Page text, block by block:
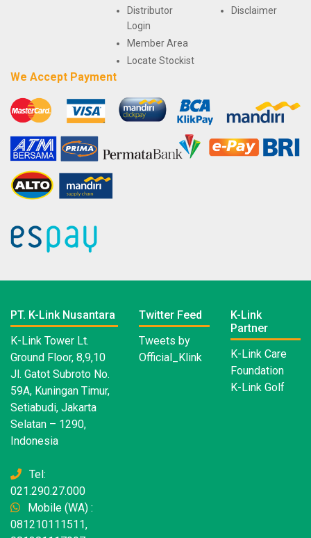
Distributor
Login
Member Area
Locate Stockist
Disclaimer
We Accept Payment
PT. K-Link Nusantara
K-Link Tower Lt.
Ground Floor, 8,9,10
Jl. Gatot Subroto No.
59A, Kuningan Timur,
Setiabudi, Jakarta
Selatan – 1290,
Indonesia
Tel:
021.290.27.000
Mobile (WA) :
081210111511,
Twitter Feed
Tweets by
Official_Klink
K-Link
Partner
K-Link Care
Foundation
K-Link Golf